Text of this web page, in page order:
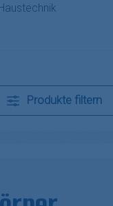
Produkte filtern